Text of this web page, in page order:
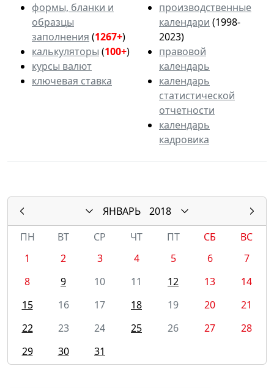
формы, бланки и
образцы
заполнения (1267+)
калькуляторы (100+)
курсы валют
ключевая ставка
производственные
календари (1998-
2023)
правовой
календарь
календарь
статистической
отчетности
календарь
кадровика
ЯНВАРЬ
2018
ПН
ВТ СР ЧТ ПТ СБ
ВС
1
2 3 4 5 6
7
8
9 10 11 12 13
14
15
16 17 18 19 20
21
22
23 24 25 26 27
28
29
30 31